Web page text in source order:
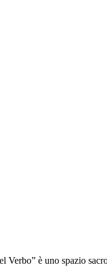
è uno spazio